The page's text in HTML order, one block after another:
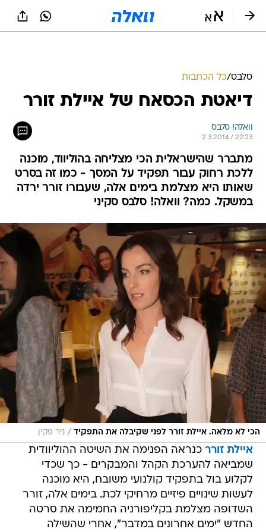
סלבס/כל הכתבות
דיאטת הכסאח של איילת זורר
וואלה! סלבס
2.3.2014 / 22:23
מתברר שהישראלית הכי מצליחה בהוליווד, מוכנה
ללכת רחוק עבור תפקיד על המסך - כמו זה בסרט
שאותו היא מצלמת בימים אלה, שעבורו זורר ירדה
במשקל. כמה? וואלה! סלבס סקיני
הכי לא מלאה. איילת זורר לפני שקיבלה את התפקיד / ניר פקין
איילת זורר כנראה הפנימה את השיטה ההוליוודית
שמביאה להערכת הקהל והמבקרים - כך שכדי
לקלוע בול בתפקיד קולנועי משובח, היא מוכנה
לעשות שינויים פיזיים מרחיקי לכת. בימים אלה, זורר
השדופה מצלמת בקליפורניה החמימה את סרטה
החדש "ימים אחרונים במדבר", אחרי שהשילה